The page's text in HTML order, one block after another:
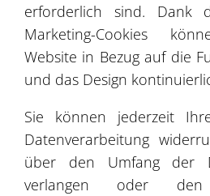
Referenzen
erforderlich sind. Dank
Marketing-Cookies
Website in Bezug auf die
und das Design
Sie können jederzeit
Datenverarbeitung
über den Umfang der
verlangen oder